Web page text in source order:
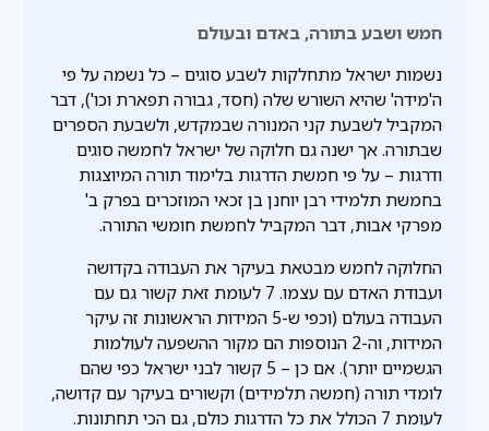
חמש ושבע בתורה, באדם ובעולם
נשמות ישראל מתחלקות לשבע סוגים – כל נשמה על פי
ה'מידה' שהיא השורש שלה (חסד, גבורה תפארת וכו'), דבר
המקביל לשבעת קני המנורה שבמקדש, ולשבעת הספרים
שבתורה. אך ישנה גם חלוקה של ישראל לחמשה סוגים
ודרגות – על פי חמשת הדרגות בלימוד תורה המיוצגות
בחמשת תלמידי רבן יוחנן בן זכאי המוזכרים בפרק ב'
מפרקי אבות, דבר המקביל לחמשת חומשי התורה.
החלוקה לחמש מבטאת בעיקר את העבודה בקדושה
ועבודת האדם עם עצמו. 7 לעומת זאת קשור גם עם
העבודה בעולם (וכפי ש-5 המידות הראשונות זה עיקר
המידות, וה-2 הנוספות הם מקור ההשפעה לעולמות
הגשמיים יותר). אם כן – 5 קשור לבני ישראל כפי שהם
לומדי תורה (חמשה תלמידים) וקשורים בעיקר עם קדושה,
לעומת 7 הכולל את כל הדרגות כולם, גם הכי תחתונות.